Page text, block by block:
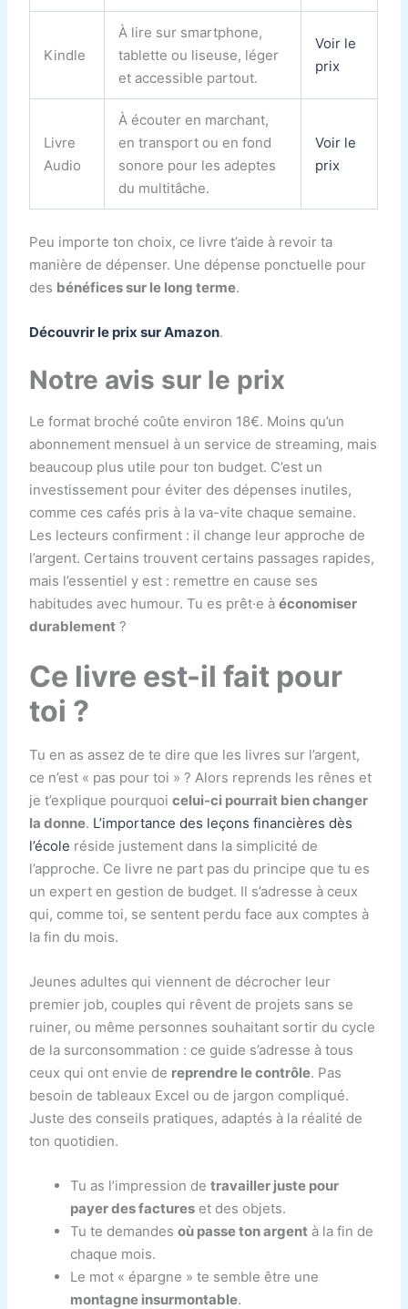
Kindle
À lire sur smartphone,
tablette ou liseuse, léger
et accessible partout.
Voir le
prix
Livre
Audio
À écouter en marchant,
en transport ou en fond
sonore pour les adeptes
du multitâche.
Voir le
prix
Peu importe ton choix, ce livre t’aide à revoir ta
manière de dépenser. Une dépense ponctuelle pour
des bénéfices sur le long terme.
Découvrir le prix sur Amazon.
Notre avis sur le prix
Le format broché coûte environ 18€. Moins qu’un
abonnement mensuel à un service de streaming, mais
beaucoup plus utile pour ton budget. C’est un
investissement pour éviter des dépenses inutiles,
comme ces cafés pris à la va-vite chaque semaine.
Les lecteurs confirment : il change leur approche de
l’argent. Certains trouvent certains passages rapides,
mais l’essentiel y est : remettre en cause ses
habitudes avec humour. Tu es prêt·e àéconomiser
durablement ?
Ce livre est-il fait pour
toi ?
Tu en as assez de te dire que les livres sur l’argent,
ce n’est « pas pour toi » ? Alors reprends les rênes et
je t’explique pourquoicelui-ci pourrait bien changer
la donne. L’importance des leçons financières dès
l’école réside justement dans la simplicité de
l’approche. Ce livre ne part pas du principe que tu es
un expert en gestion de budget. Il s’adresse à ceux
qui, comme toi, se sentent perdu face aux comptes à
la fin du mois.
Jeunes adultes qui viennent de décrocher leur
premier job, couples qui rêvent de projets sans se
ruiner, ou même personnes souhaitant sortir du cycle
de la surconsommation : ce guide s’adresse à tous
ceux qui ont envie de reprendre le contrôle. Pas
besoin de tableaux Excel ou de jargon compliqué.
Juste des conseils pratiques, adaptés à la réalité de
ton quotidien.
Tu as l’impression detravailler juste pour
payer des factures et des objets.
Tu te demandesoù passe ton argent à la fin de
chaque mois.
Le mot « épargne » te semble être une
montagne insurmontable.